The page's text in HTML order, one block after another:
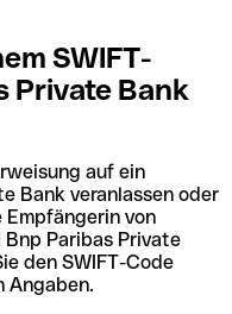
SWIFT-
Private Bank
auf ein
Bank veranlassen oder
Empfängerin von
Paribas Private
den SWIFT-Code
Angaben.